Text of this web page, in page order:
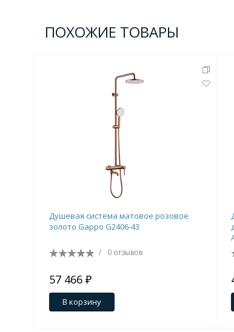
Полотенцесушители
3 категории
Аксессуары для
4 категории
Карнизы и шторки
ПОХОЖИЕ ТОВАРЫ
Душевая система матовое розовое
золото Gappo G2406-43
/ 0 отзывов
57 466 ₽
В корзину